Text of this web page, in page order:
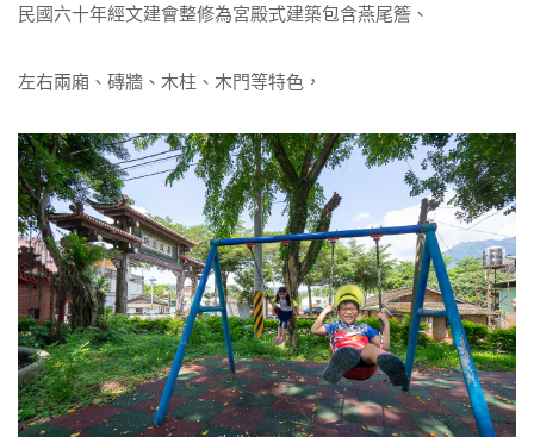
民國六十年經文建會整修為宮殿式建築包含燕尾簷、
左右兩廂、磚牆、木柱、木門等特色，